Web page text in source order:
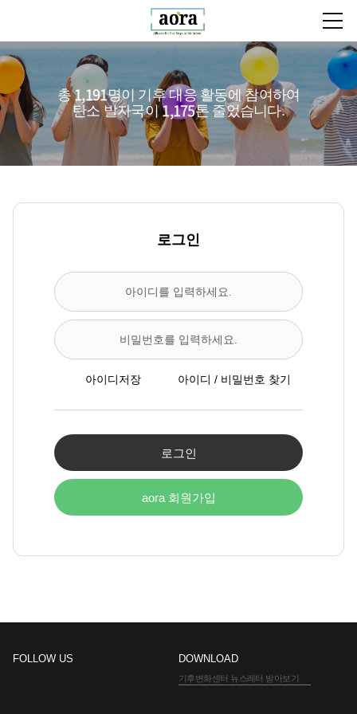
aora
총1,191명이 기후 대응 활동에 참여하여
탄소 발자국이1,175톤 줄었습니다.
로그인
아이디저장 아이디 / 비밀번호 찾기
로그인
aora 회원가입
FOLLOW US DOWNLOAD
기후변화센터 뉴스레터 받아보기